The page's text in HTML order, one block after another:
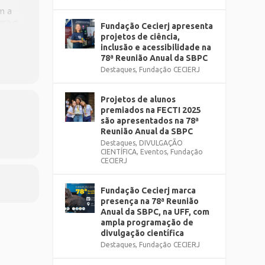
a
da
Fundação Cecierj apresenta
projetos de ciência,
inclusão e acessibilidade na
78ª Reunião Anual da SBPC
Destaques, Fundação CECIERJ
Projetos de alunos
premiados na FECTI 2025
são apresentados na 78ª
Reunião Anual da SBPC
Destaques, DIVULGAÇÃO
CIENTÍFICA, Eventos, Fundação
CECIERJ
Fundação Cecierj marca
presença na 78ª Reunião
Anual da SBPC, na UFF, com
ampla programação de
divulgação científica
Destaques, Fundação CECIERJ